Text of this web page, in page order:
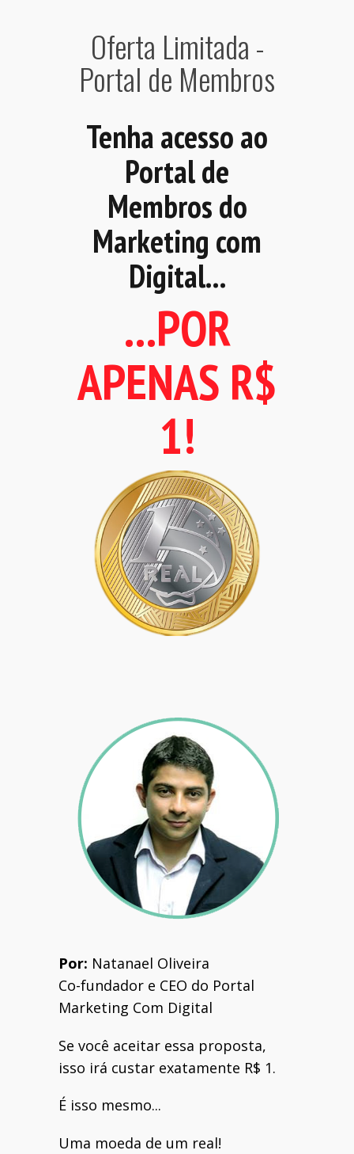
Oferta Limitada -
Portal de Membros
Tenha acesso ao
Portal de
Membros do
Marketing com
Digital...
...POR
APENAS R$
1!
Por: Natanael Oliveira
Co-fundador e CEO do Portal
Marketing Com Digital
Se você aceitar essa proposta,
isso irá custar exatamente R$ 1.
É isso mesmo...
Uma moeda de um real!